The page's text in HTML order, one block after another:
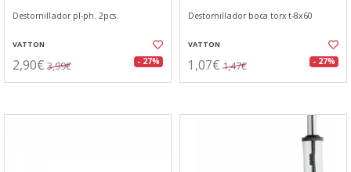
Destornillador pl-ph. 2pcs.
VATTON
2,90€ 3,99€ - 27%
Destornillador boca torx t-8x60
VATTON
1,07€ 1,47€ - 27%